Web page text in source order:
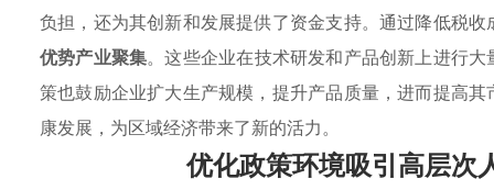
负担，还为其创新和发展提供了资金支持。通过降低税
优势产业聚集。这些企业在技术研发和产品创新上进行
策也鼓励企业扩大生产规模，提升产品质量，进而提高
康发展，为区域经济带来了新的活力。
优化政策环境吸引高层次